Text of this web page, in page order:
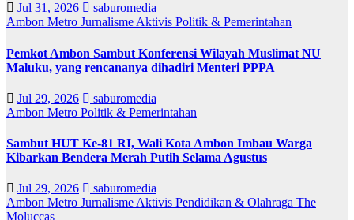
Jul 31, 2026
saburomedia
Ambon Metro Jurnalisme Aktivis Politik & Pemerintahan
Pemkot Ambon Sambut Konferensi Wilayah Muslimat NU
Maluku, yang rencananya dihadiri Menteri PPPA
Jul 29, 2026
saburomedia
Ambon Metro Politik & Pemerintahan
Sambut HUT Ke-81 RI, Wali Kota Ambon Imbau Warga
Kibarkan Bendera Merah Putih Selama Agustus
Jul 29, 2026
saburomedia
Ambon Metro Jurnalisme Aktivis Pendidikan & Olahraga The
Moluccas